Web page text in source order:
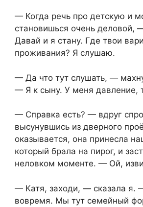
— Когда речь про детскую и
становишься очень деловой,
Давай и я стану. Где твои
проживания? Я слушаю.
— Да что тут слушать, —
— Я к сыну. У меня давление,
— Справка есть? — вдруг
высунувшись из дверного
оказывается, она принесла
который брала на пирог, и
неловком моменте. — Ой,
— Катя, заходи, — сказала я.
вовремя. Мы тут семейный